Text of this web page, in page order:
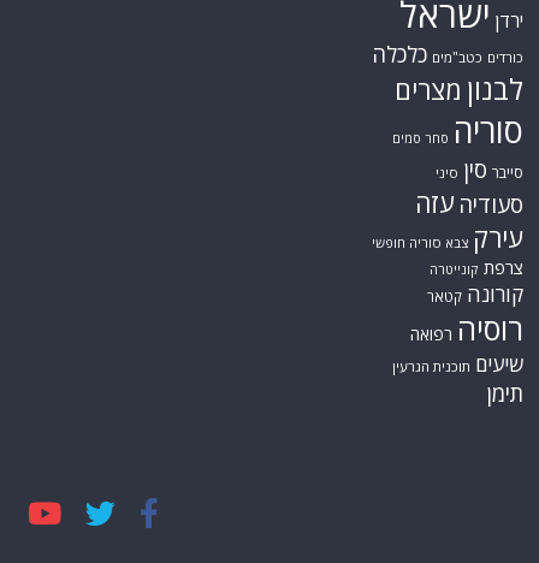
ירדן ישראל
כורדים כטב"מים כלכלה
לבנון מצרים
סוריה סחר סמים
סייבר סין סיני
סעודיה עזה
עירק צבא סוריה חופשי
צרפת קונייטרה
קורונה קטאר
רוסיה רפואה
שיעים תוכנית הגרעין
תימן